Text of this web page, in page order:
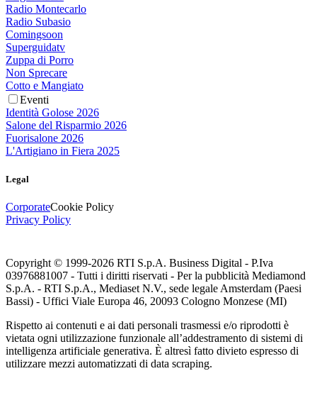
Radio Montecarlo
Radio Subasio
Comingsoon
Superguidatv
Zuppa di Porro
Non Sprecare
Cotto e Mangiato
Eventi
Identità Golose 2026
Salone del Risparmio 2026
Fuorisalone 2026
L'Artigiano in Fiera 2025
Legal
CorporateCookie Policy
Privacy Policy
Copyright © 1999-2026 RTI S.p.A. Business Digital - P.Iva
03976881007 - Tutti i diritti riservati - Per la pubblicità Mediamond
S.p.A. - RTI S.p.A., Mediaset N.V., sede legale Amsterdam (Paesi
Bassi) - Uffici Viale Europa 46, 20093 Cologno Monzese (MI)
Rispetto ai contenuti e ai dati personali trasmessi e/o riprodotti è
vietata ogni utilizzazione funzionale all’addestramento di sistemi di
intelligenza artificiale generativa. È altresì fatto divieto espresso di
utilizzare mezzi automatizzati di data scraping.